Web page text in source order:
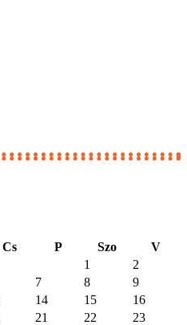
Cs P Szo
V
1
2
7 8
9
14 15
16
21 22
23